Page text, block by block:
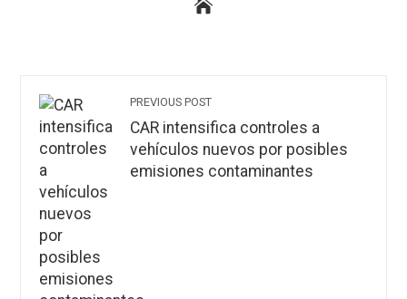
PREVIOUS POST
CAR intensifica controles a
vehículos nuevos por posibles
emisiones contaminantes